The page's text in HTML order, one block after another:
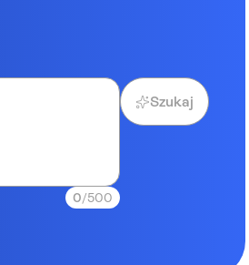
0/500
Szukaj